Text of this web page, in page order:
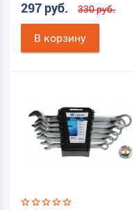
297 руб. 330 руб.
В корзину